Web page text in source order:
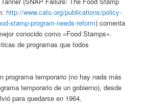
http://www.cato.org/publications/policy-
stamp-program-needs-reform) comenta
conocido como «Food Stamps».
de programas que todos
programa temporario (no hay nada más
temporario de un gobierno), desde
para quedarse en 1964.